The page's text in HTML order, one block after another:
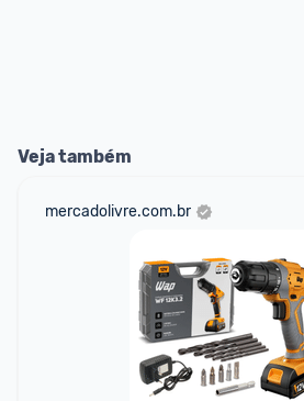
Veja também
mercadolivre.com.br